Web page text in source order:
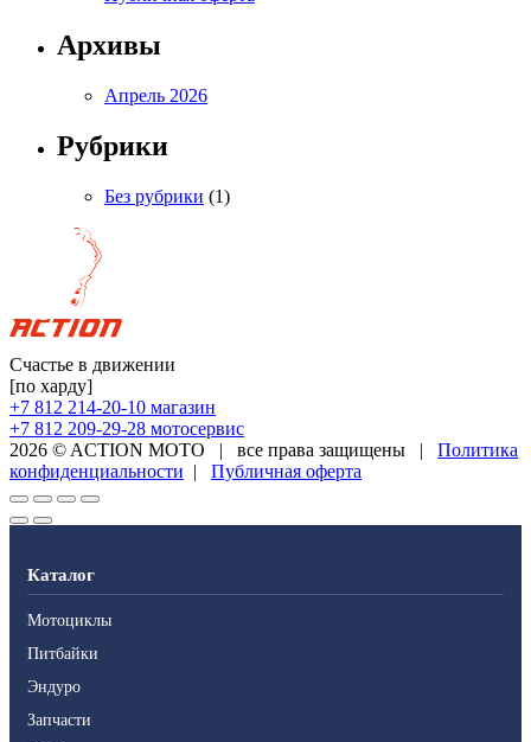
Архивы
Апрель 2026
Рубрики
Без рубрики (1)
Счастье в движении
[по харду]
+7 812 214-20-10 магазин
+7 812 209-29-28 мотосервис
2026 © ACTION MOTO | все права защищены |
Политика
конфиденциальности | Публичная оферта
Каталог
Мотоциклы
Питбайки
Эндуро
Запчасти